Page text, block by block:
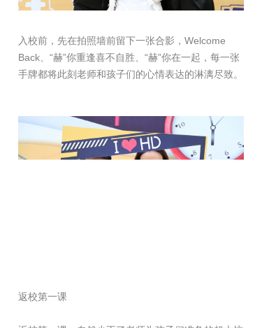
入校前，先在拍照墙前留下一张合影，Welcome
Back、“赫”你重逢喜不自胜、“赫”你在一起，每一张
手牌都将此刻老师和孩子们的心情表达的淋漓尽致。
返校第一课